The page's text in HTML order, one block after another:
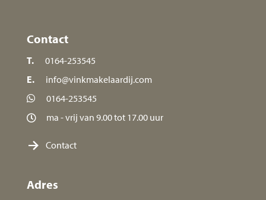
Contact
T.
0164-253545
E.
info@vinkmakelaardij.com
0164-253545
ma - vrij van 9.00 tot 17.00 uur
Contact
Adres